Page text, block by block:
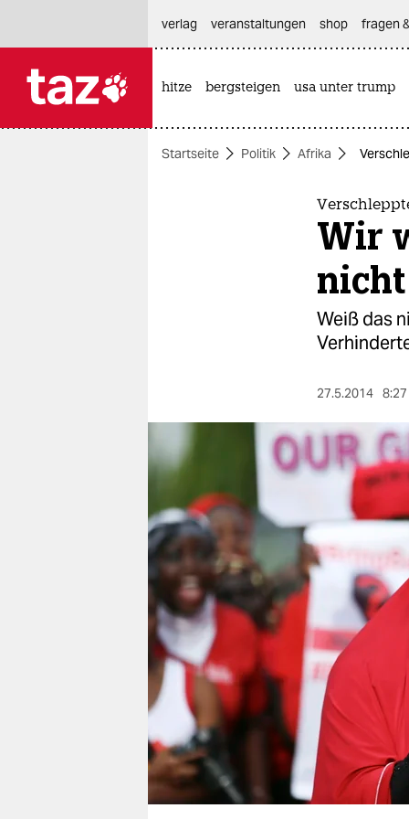
themen
nord
wahrheit
verlag
verlag
veranstaltungen
shop
fragen & hilfe
unterstützen
abo
genossenschaft
verlag
veranstaltungen shop fragen
hitze bergsteigen usa unter trump
Startseite Politik Afrika
Wir
nicht
Weiß das
27.5.2014